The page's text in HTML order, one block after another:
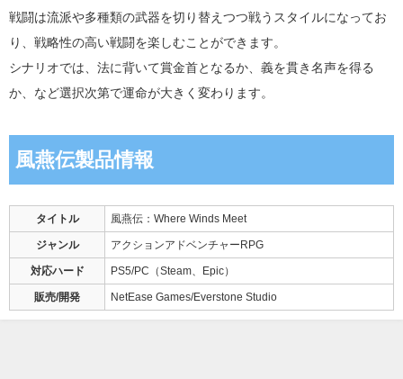
戦闘は流派や多種類の武器を切り替えつつ戦うスタイルになってお
り、戦略性の高い戦闘を楽しむことができます。
シナリオでは、法に背いて賞金首となるか、義を貫き名声を得る
か、など選択次第で運命が大きく変わります。
風燕伝製品情報
タイトル 風燕伝：Where Winds Meet
ジャンル アクションアドベンチャーRPG
対応ハード PS5/PC（Steam、Epic）
販売/開発 NetEase Games/Everstone Studio